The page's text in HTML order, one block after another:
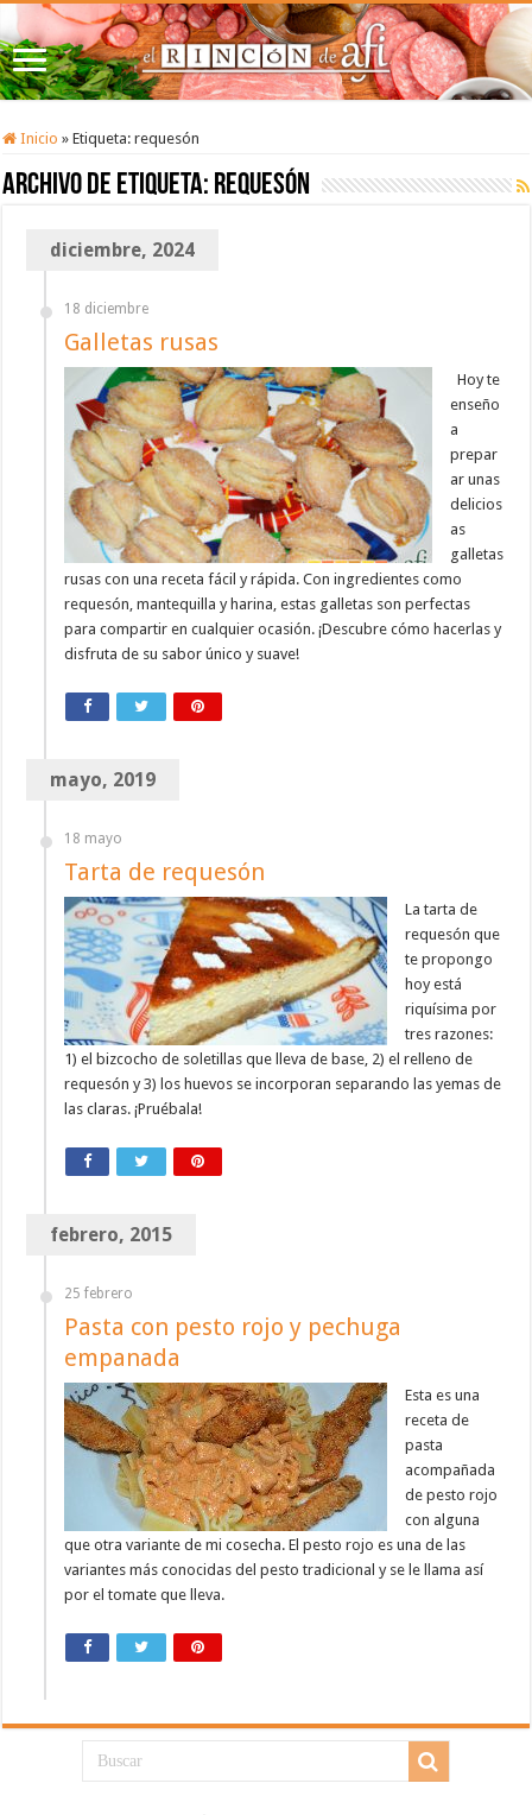
Inicio » Etiqueta:requesón
Archivo de etiqueta: requesón
diciembre, 2024
18 diciembre
Galletas rusas
Hoy te
enseño
a
prepar
ar unas
delicios
as
galletas
rusas con una receta fácil y rápida. Con ingredientes como
requesón, mantequilla y harina, estas galletas son perfectas
para compartir en cualquier ocasión. ¡Descubre cómo hacerlas y
disfruta de su sabor único y suave!
mayo, 2019
18 mayo
Tarta de requesón
La tarta de
requesón que
te propongo
hoy está
riquísima por
tres razones:
1) el bizcocho de soletillas que lleva de base, 2) el relleno de
requesón y 3) los huevos se incorporan separando las yemas de
las claras. ¡Pruébala!
febrero, 2015
25 febrero
Pasta con pesto rojo y pechuga
empanada
Esta es una
receta de
pasta
acompañada
de pesto rojo
con alguna
que otra variante de mi cosecha. El pesto rojo es una de las
variantes más conocidas del pesto tradicional y se le llama así
por el tomate que lleva.